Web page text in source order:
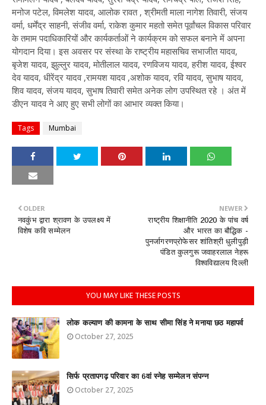
मनोज पटेल, विमलेश यादव, आलोक रावत , श्रीमती माला नागेश तिवारी, संजय
वर्मा, धर्मेंद्र साहनी, संजीव वर्मा, राकेश कुमार महतो समेत पूर्वांचल विकास परिवार
के तमाम पदाधिकारियों और कार्यकर्ताओं ने कार्यक्रम को सफल बनाने में अपना
योगदान दिया। इस अवसर पर संस्था के राष्ट्रीय महासचिव सभाजीत यादव,
बृजेश यादव, झुल्लुर यादव, मोतीलाल यादव, रणविजय यादव, हरीश यादव, ईश्वर
देव यादव, धीरेंद्र यादव ,रामयश यादव ,अशोक यादव, रवि यादव, सुभाष यादव,
शिव यादव, संजय यादव, सुभाष तिवारी समेत अनेक लोग उपस्थित रहे । अंत में
डीएन यादव ने आए हुए सभी लोगों का आभार व्यक्त किया।
Tags Mumbai
NEWER
राष्ट्रीय शिक्षानीति 2020 के पांच वर्ष
और भारत का बौद्धिक -
पुनर्जागरणप्रोफेसर शांतिश्री धुलीपुड़ी
पंडित कुलगुरू जवाहरलाल नेहरू
विश्वविद्यालय दिल्ली
OLDER
नवकुंभ द्वारा श्रावण के उपलक्ष्य में
विशेष कवि सम्मेलन
YOU MAY LIKE THESE POSTS
लोक कल्याण की कामना के साथ सीमा सिंह ने मनाया छठ महापर्व
October 27, 2025
सिर्फ प्रतापगढ़ परिवार का 6वां स्नेह सम्मेलन संपन्न
October 27, 2025